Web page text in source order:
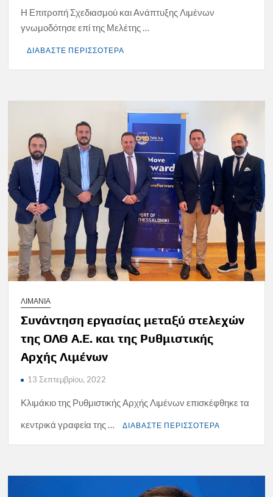
Η Επιτροπή Σχεδιασμού και Ανάπτυξης Λιμένων
γνωμοδότησε επί της Μελέτης …
ΔΙΑΒΑΣΤΕ ΠΕΡΙΣΣΟΤΕΡΑ
ΛΙΜΑΝΙΑ
Συνάντηση εργασίας μεταξύ στελεχών
της ΟΛΘ Α.Ε. και της Ρυθμιστικής
Αρχής Λιμένων
13 Σεπτεμβρίου, 2022
Κλιμάκιο της Ρυθμιστικής Αρχής Λιμένων επισκέφθηκε τα
κεντρικά γραφεία της …
ΔΙΑΒΑΣΤΕ ΠΕΡΙΣΣΟΤΕΡΑ